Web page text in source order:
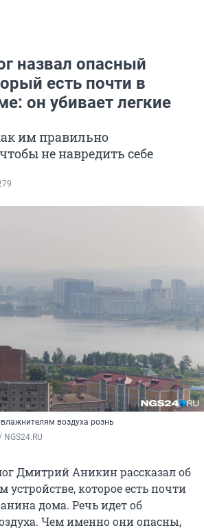
назвал опасный
есть почти в
он убивает легкие
им правильно
не навредить себе
воздуха рознь
Дмитрий Аникин рассказал об
которое есть почти
дома. Речь идет об
Чем именно они опасны,